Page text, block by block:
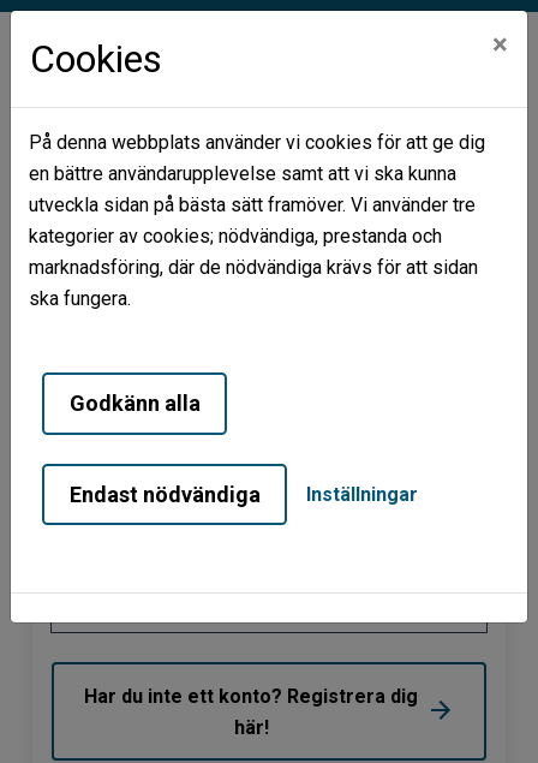
Mina sidor
Mina sidor
Starta Mobilt BankID
Mobilt BankId på annan enhet
Har du inte ett konto? Registrera dig
här!
Cookies ×
På denna webbplats använder vi cookies för att ge dig
en bättre användarupplevelse samt att vi ska kunna
utveckla sidan på bästa sätt framöver. Vi använder tre
kategorier av cookies; nödvändiga, prestanda och
marknadsföring, där de nödvändiga krävs för att sidan
ska fungera.
Godkänn alla
Endast nödvändiga Inställningar